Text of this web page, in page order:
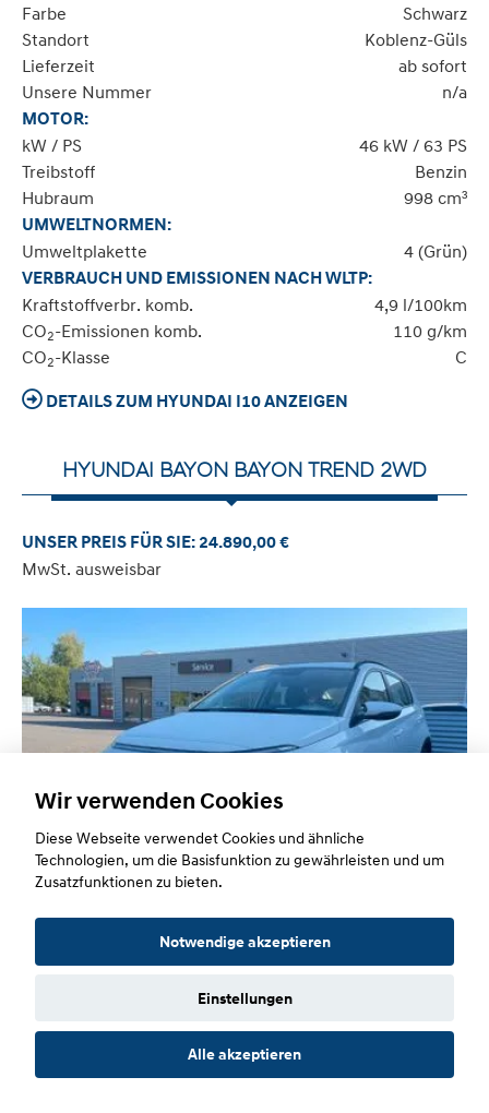
Farbe
Schwarz
Standort
Koblenz-Güls
Lieferzeit
ab sofort
Unsere Nummer
n/a
MOTOR:
kW / PS
46 kW / 63 PS
Treibstoff
Benzin
Hubraum
998 cm³
UMWELTNORMEN:
Umweltplakette
4 (Grün)
VERBRAUCH UND EMISSIONEN NACH WLTP:
Kraftstoffverbr. komb.
4,9 l/100km
CO2-Emissionen komb.
110 g/km
CO2-Klasse C
DETAILS ZUM HYUNDAI I10 ANZEIGEN
HYUNDAI BAYON BAYON TREND 2WD
UNSER PREIS FÜR SIE: 24.890,00 €
MwSt. ausweisbar
SUV/Geländewagen/Pickup
Erst-Zul.
Aug / 2025
Wir verwenden Cookies
Diese Webseite verwendet Cookies und ähnliche
Technologien, um die Basisfunktion zu gewährleisten und um
Zusatzfunktionen zu bieten.
Notwendige akzeptieren
Einstellungen
Alle akzeptieren